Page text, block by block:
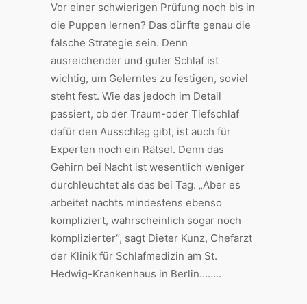
Vor einer schwierigen Prüfung noch bis in
die Puppen lernen? Das dürfte genau die
falsche Strategie sein. Denn
ausreichender und guter Schlaf ist
wichtig, um Gelerntes zu festigen, soviel
steht fest. Wie das jedoch im Detail
passiert, ob der Traum-oder Tiefschlaf
dafür den Ausschlag gibt, ist auch für
Experten noch ein Rätsel. Denn das
Gehirn bei Nacht ist wesentlich weniger
durchleuchtet als das bei Tag. „Aber es
arbeitet nachts mindestens ebenso
kompliziert, wahrscheinlich sogar noch
komplizierter“, sagt Dieter Kunz, Chefarzt
der Klinik für Schlafmedizin am St.
Hedwig-Krankenhaus in Berlin……..